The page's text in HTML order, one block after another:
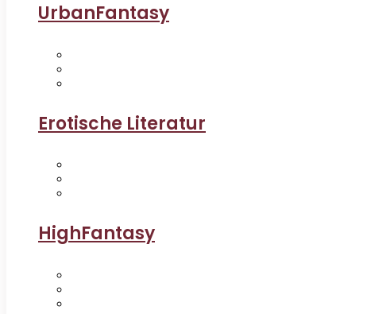
UrbanFantasy
Erotische Literatur
HighFantasy